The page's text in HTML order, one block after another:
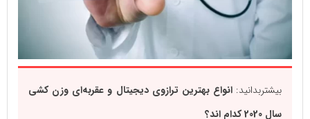
بیشتربدانید: انواع بهترین ترازوی دیجیتال و عقربه‌ای وزن کشی
سال 2020 کدام اند؟